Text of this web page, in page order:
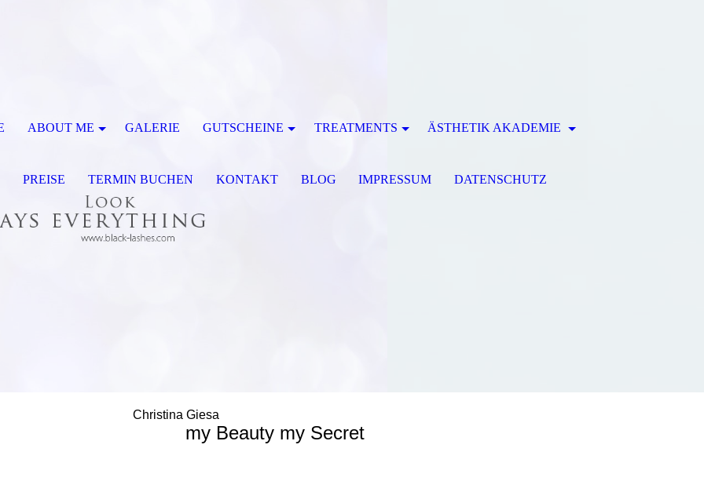
Christina Giesa
Beauty my Secret
ABOUT ME GALERIE GUTSCHEINE TREATMENTS ÄSTHETIK AKADEMIE
PREISE TERMIN BUCHEN KONTAKT BLOG IMPRESSUM DATENSCHUTZ